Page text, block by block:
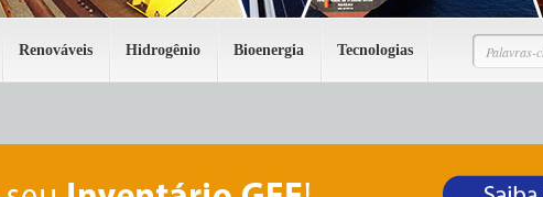
Renováveis Hidrogênio Bioenergia Tecnologias